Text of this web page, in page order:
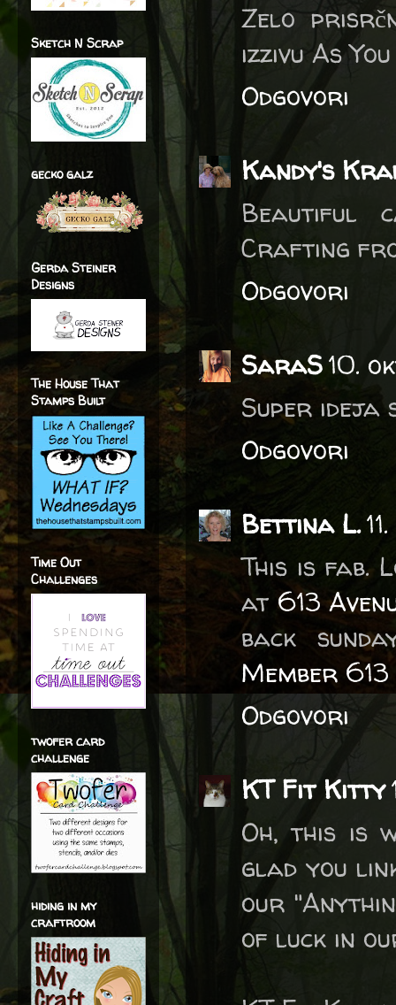
Zelo
izzivu As
Odgovori
Kandy's
Beautiful
Crafting
Odgovori
SaraS10.
Super ideja
Odgovori
Bettina L.
This is fab.
at 613
back
Member
Odgovori
KT Fit Kitty
Oh, this is
glad you
our
of luck in
Sketch N Scrap
gecko galz
Gerda Steiner
Designs
The House That
Stamps Built
Time Out
Challenges
twofer card
challenge
hiding in my
craftroom